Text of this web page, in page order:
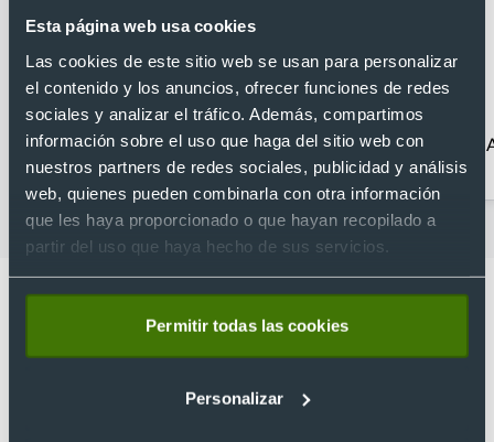
Esta página web usa cookies
Las cookies de este sitio web se usan para personalizar
el contenido y los anuncios, ofrecer funciones de redes
sociales y analizar el tráfico. Además, compartimos
información sobre el uso que haga del sitio web con
nuestros partners de redes sociales, publicidad y análisis
web, quienes pueden combinarla con otra información
que les haya proporcionado o que hayan recopilado a
partir del uso que haya hecho de sus servicios.
Permitir todas las cookies
Personalizar
Acampada
Complementos para
bicicletas
Lo que dicen nuestros clientes